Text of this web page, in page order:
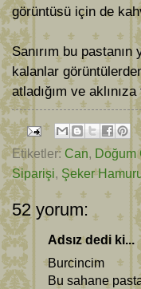
görüntüsü için de
Sanırım bu
kalanlar
atladığım ve
Etiketler: Can, Doğum
Siparişi, Şeker
52 yorum:
Adsız dedi ki...
Burcincim
Bu sahane